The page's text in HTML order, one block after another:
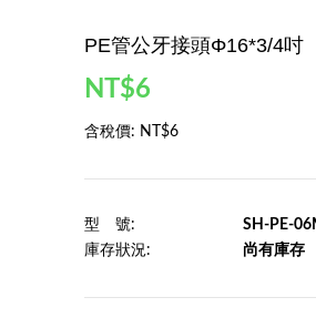
PE管公牙接頭Φ16*3/4吋
NT$6
含稅價: NT$6
型 號:
SH-PE-
庫存狀況:
尚有庫存